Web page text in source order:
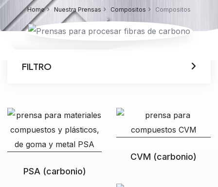
Home Nuestra Prensas Compositos Compositos
PSA (carbonio)
CVM (carbonio)
FILTRO